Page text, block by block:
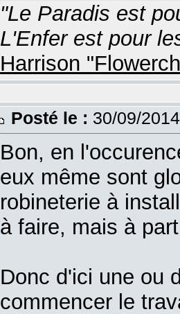
"Le Paradis est
L'Enfer est pour
Harrison
Posté le : 30/09/
Bon, en
eux même sont
robineterie à
à faire, mais à
Donc d'ici une ou
commencer le